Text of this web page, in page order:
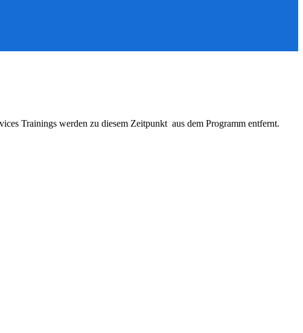
Trainings werden zu diesem Zeitpunkt aus dem Programm entfernt.